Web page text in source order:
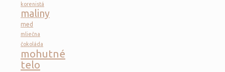
korenistá
maliny
med
mliečna
čokoláda
mohutné
telo